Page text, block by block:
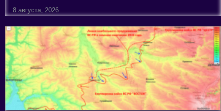
8 августа, 2026